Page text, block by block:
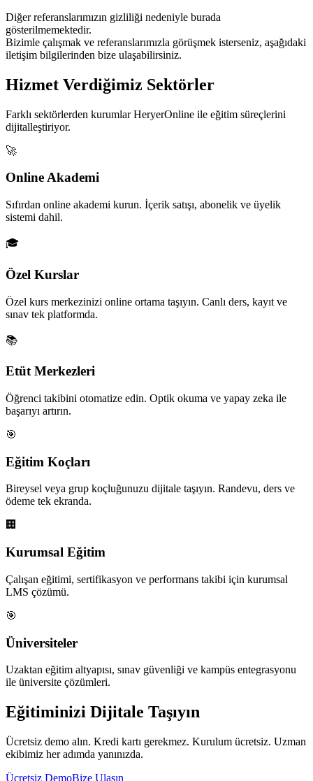
Diğer referanslarımızın gizliliği nedeniyle burada
gösterilmemektedir.
Bizimle çalışmak ve referanslarımızla görüşmek isterseniz, aşağıdaki
iletişim bilgilerinden bize ulaşabilirsiniz.
Hizmet Verdiğimiz Sektörler
Farklı sektörlerden kurumlar HeryerOnline ile eğitim süreçlerini
dijitalleştiriyor.
🚀
Online Akademi
Sıfırdan online akademi kurun. İçerik satışı, abonelik ve üyelik
sistemi dahil.
🎓
Özel Kurslar
Özel kurs merkezinizi online ortama taşıyın. Canlı ders, kayıt ve
sınav tek platformda.
📚
Etüt Merkezleri
Öğrenci takibini otomatize edin. Optik okuma ve yapay zeka ile
başarıyı artırın.
🎯
Eğitim Koçları
Bireysel veya grup koçluğunuzu dijitale taşıyın. Randevu, ders ve
ödeme tek ekranda.
🏢
Kurumsal Eğitim
Çalışan eğitimi, sertifikasyon ve performans takibi için kurumsal
LMS çözümü.
🎯
Üniversiteler
Uzaktan eğitim altyapısı, sınav güvenliği ve kampüs entegrasyonu
ile üniversite çözümleri.
Eğitiminizi Dijitale Taşıyın
Ücretsiz demo alın. Kredi kartı gerekmez. Kurulum ücretsiz. Uzman
ekibimiz her adımda yanınızda.
Ücretsiz DemoBize Ulaşın